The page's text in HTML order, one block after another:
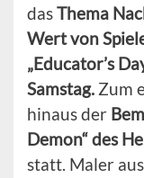
dasThema
Wert von
„Educator’s
Samstag. Zum
hinaus der
Demon“ des
statt. Maler